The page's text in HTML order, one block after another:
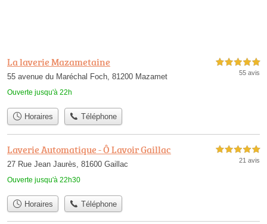
La laverie Mazametaine
55 avenue du Maréchal Foch, 81200 Mazamet
Ouverte jusqu'à 22h
5,0 étoiles sur 5
55 avis
Horaires Téléphone
Laverie Automatique - Ô Lavoir Gaillac
27 Rue Jean Jaurès, 81600 Gaillac
Ouverte jusqu'à 22h30
5,0 étoiles sur 5
21 avis
Horaires Téléphone